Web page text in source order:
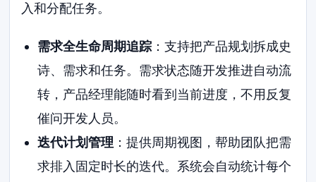
入和分配任务。
需求全生命周期追踪：支持把产品规划拆成史
诗、需求和任务。需求状态随开发推进自动流
转，产品经理能随时看到当前进度，不用反复
催问开发人员。
迭代计划管理 ：提供周期视图，帮助团队把需
求排入固定时长的迭代。系统会自动统计每个